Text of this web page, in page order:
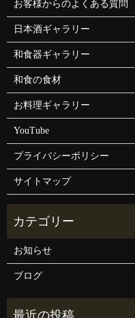
お客様からのよくある質問
日本酒ギャラリー
和食器ギャラリー
和食の食材
お料理ギャラリー
YouTube
プライバシーポリシー
サイトマップ
お知らせ
ブログ